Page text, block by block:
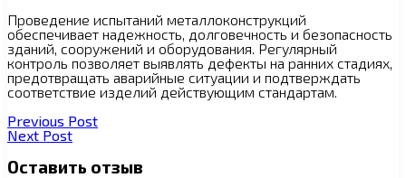
Проведение испытаний металлоконструкций
обеспечивает надежность, долговечность и безопасность
зданий, сооружений и оборудования. Регулярный
контроль позволяет выявлять дефекты на ранних стадиях,
предотвращать аварийные ситуации и подтверждать
соответствие изделий действующим стандартам.
Навигация
по
записям
Previous
Post
Previous Post
Next
Post
Next Post
Оставить отзыв